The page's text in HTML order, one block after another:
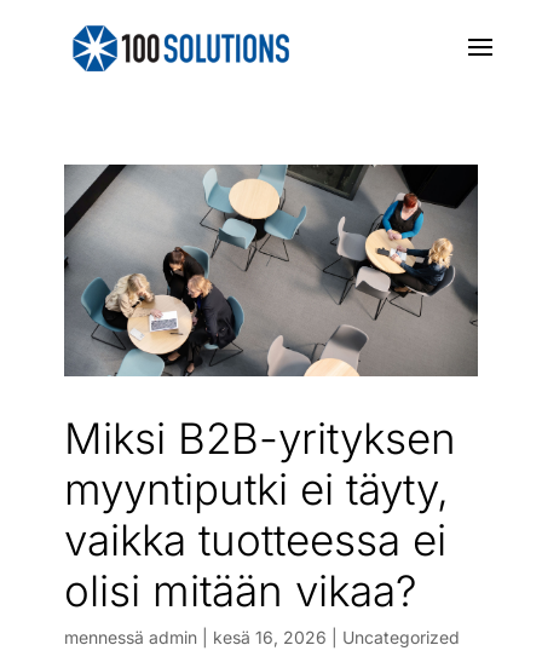
Miksi B2B-yrityksen
myyntiputki ei täyty,
vaikka tuotteessa ei
olisi mitään vikaa?
mennessä admin| kesä 16, 2026 Uncategorized